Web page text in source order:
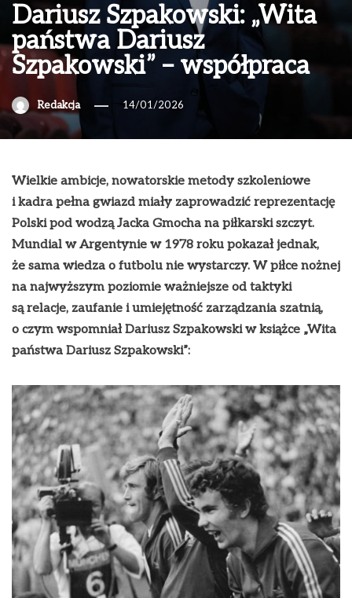
Dariusz Szpakowski: „Wita
państwa Dariusz
Szpakowski” – współpraca
Redakcja 14/01/2026
Wielkie ambicje, nowatorskie metody szkoleniowe
i kadra pełna gwiazd miały zaprowadzić reprezentację
Polski pod wodzą Jacka Gmocha na piłkarski szczyt.
Mundial w Argentynie w 1978 roku pokazał jednak,
że sama wiedza o futbolu nie wystarczy. W piłce nożnej
na najwyższym poziomie ważniejsze od taktyki
są relacje, zaufanie i umiejętność zarządzania szatnią,
o czym wspomniał Dariusz Szpakowski w książce „Wita
państwa Dariusz Szpakowski”: